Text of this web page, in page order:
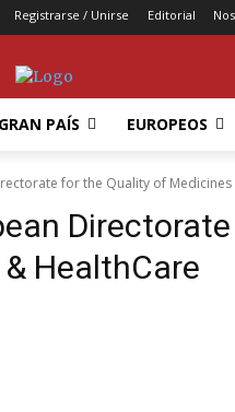
Registrarse / Unirse Editorial
GRAN PAÍS EUROPEOS
for the Quality of Medicines
HealthCare